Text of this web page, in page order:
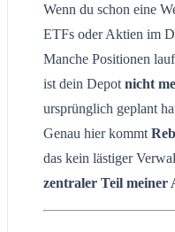
Wenn du schon eine
ETFs oder Aktien im
Manche Positionen
ist dein Depot nicht
ursprünglich geplant
Genau hier kommt
das kein lästiger
zentraler Teil meiner